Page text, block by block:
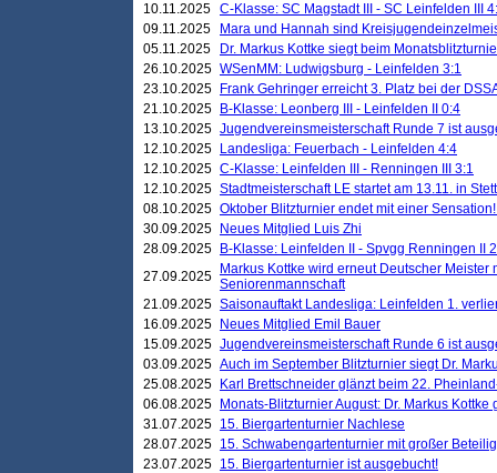
10.11.2025 C-Klasse: SC Magstadt III - SC Leinfelden III
09.11.2025
Mara und Hannah sind
05.11.2025
Dr. Markus Kottke siegt beim
26.10.2025 WSenMM: Ludwigsburg - Leinfelden 3:1
23.10.2025
Frank Gehringer erreicht 3. Platz bei der
21.10.2025
B-Klasse: Leonberg III - Leinfelden II 0:4
13.10.2025 Jugendvereinsmeisterschaft Runde 7 ist
12.10.2025
Landesliga: Feuerbach - Leinfelden 4:4
12.10.2025 C-Klasse: Leinfelden III - Renningen III 3:1
12.10.2025 Stadtmeisterschaft LE startet am 13.11. in
08.10.2025 Oktober Blitzturnier endet mit einer
30.09.2025
Neues Mitglied Luis Zhi
28.09.2025
B-Klasse: Leinfelden II - Spvgg Renningen II
27.09.2025
Markus Kottke wird erneut Deutscher Meister
Seniorenmannschaft
21.09.2025 Saisonauftakt Landesliga: Leinfelden 1.
16.09.2025
Neues Mitglied Emil Bauer
15.09.2025 Jugendvereinsmeisterschaft Runde 6 ist
03.09.2025 Auch im September Blitzturnier siegt Dr.
25.08.2025
Karl Brettschneider glänzt beim 22.
06.08.2025
Monats-Blitzturnier August: Dr. Markus Kottke
31.07.2025 15. Biergartenturnier Nachlese
28.07.2025 15. Schwabengartenturnier mit großer
23.07.2025 15. Biergartenturnier ist ausgebucht!